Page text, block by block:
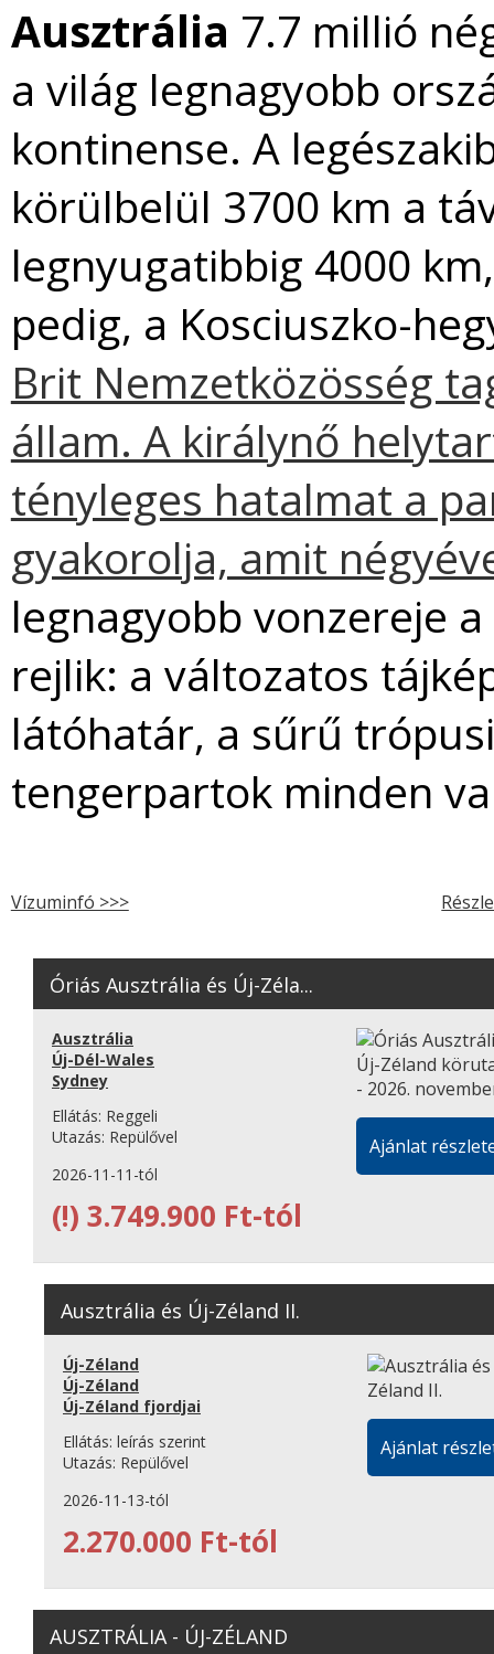
Ausztrália 7.7 millió
a világ legnagyobb
kontinense. A
körülbelül 3700 km a
legnyugatibbig 4000
pedig, a Kosciuszko-
Brit Nemzetközösség
állam. A királynő
tényleges hatalmat a
gyakorolja, amit
legnagyobb vonzereje
rejlik: a változatos
látóhatár, a sűrű
tengerpartok minden
Vízuminfó >>>
Óriás Ausztrália és Új-Zéla...
Ausztrália
Új-Dél-Wales
Sydney
Ellátás: Reggeli
Utazás: Repülővel
2026-11-11-tól
(!) 3.749.900 Ft-tól
Ajánlat
Ausztrália és Új-Zéland II.
Új-Zéland
Új-Zéland
Új-Zéland fjordjai
Ellátás: leírás szerint
Utazás: Repülővel
2026-11-13-tól
2.270.000 Ft-tól
Ajánlat
AUSZTRÁLIA - ÚJ-ZÉLAND